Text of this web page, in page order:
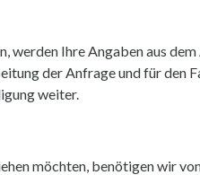
werden Ihre Angaben aus
der Anfrage und für den
weiter.
möchten, benötigen wir